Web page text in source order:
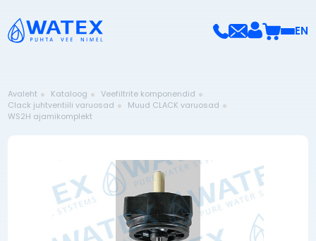
EN
Avaleht Kataloog
Veefiltrite komponendid
Clack juhtventiili varuosad
Muud CLACK varuosad
WS2H ajamikomplekt